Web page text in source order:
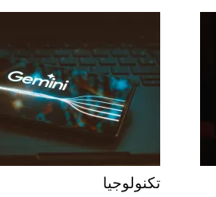
أغلى 10 عطور في العالم
استثنائية
2026-07-25
"بوجاتي
مزاد مونتيري
2026-07-23
تكنولوجيا